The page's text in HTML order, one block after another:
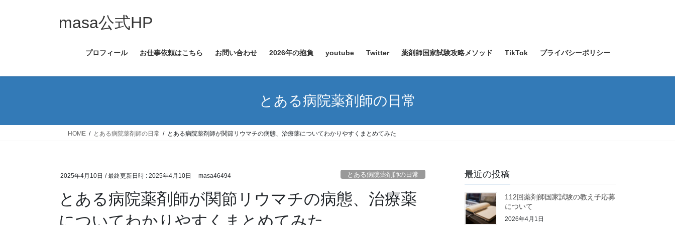
ス
ン
masa公式HP
プロフィール お仕事依頼はこちら お問い合わせ 2026年の抱負 youtube Twitter 薬剤師国家試験攻略メソッド TikTok プライバシーポリシー
とある病院薬剤師の日常
HOME とある病院薬剤師の日常 とある病院薬剤師が関節リウマチの病態、治療薬についてわかりやすくまとめてみた
2025年4月10日 / 最終更新日時 : 2025年4月10日 masa46494 とある病院薬剤師の日常
とある病院薬剤師が関節リウマチの病態、治療薬
についてわかりやすくまとめてみた
最近の投稿
112回薬剤師国家試験の教え子応募
について
2026年4月1日